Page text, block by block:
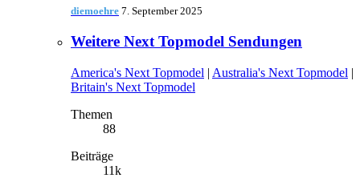
diemoehre 7. September 2025
Weitere Next Topmodel Sendungen
America's Next Topmodel | Australia's Next Topmodel |
Britain's Next Topmodel
Themen
88
Beiträge
11k